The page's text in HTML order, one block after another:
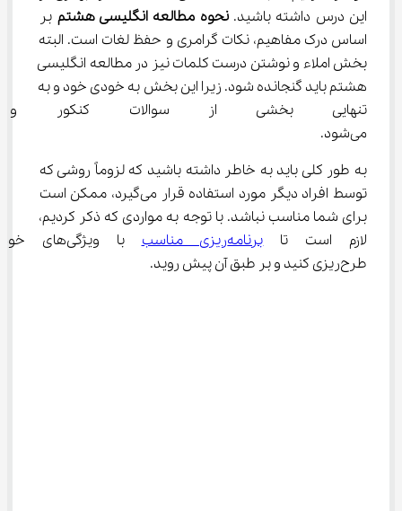
این درس داشته باشید. نحوه مطالعه انگلیسی هشتم بر
اساس درک مفاهیم، نکات گرامری و حفظ لغات است. البته
بخش املاء و نوشتن درست کلمات نیز در مطالعه انگلیسی
هشتم باید گنجانده شود. زیرا این بخش به خودی خود و به
تنهایی بخشی از سوالات کنکور
می‌شود.
به طور کلی باید به خاطر داشته باشید که لزوماً روشی که
توسط افراد دیگر مورد استفاده قرار می‌گیرد، ممکن است
برای شما مناسب نباشد. با توجه به مواردی که ذکر کردیم،
لازم است تا برنامه‌ریزی مناسب
با ویژگی‌های
طرح‌ریزی کنید و بر طبق آن پیش روید.